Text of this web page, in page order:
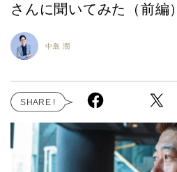
さんに聞いてみた（前編）
中島 潤